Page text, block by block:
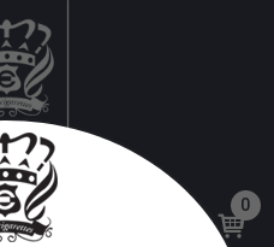
0
Ice 2x2ml 20mg